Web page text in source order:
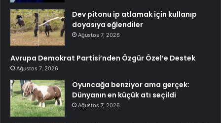
Dev pitonu ip atlamak için kullanıp
doyasıya eğlendiler
Ağustos 7, 2026
Avrupa Demokrat Partisi’nden Özgür Özel’e Destek
Ağustos 7, 2026
Oyuncağa benziyor ama gerçek:
Dünyanın en küçük atı seçildi
Ağustos 7, 2026